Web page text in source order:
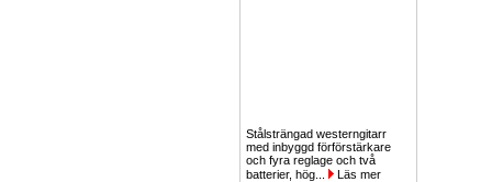
Stålsträngad westerngitarr
med inbyggd förförstärkare
och fyra reglage och två
batterier, hög...
Läs mer